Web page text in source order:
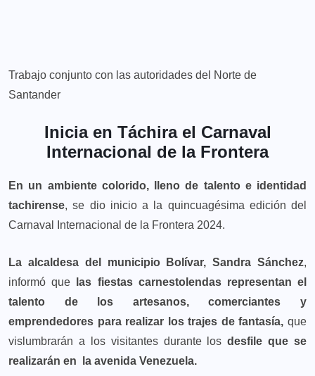
Trabajo conjunto con las autoridades del Norte de
Santander
Inicia en Táchira el Carnaval
Internacional de la Frontera
En un ambiente colorido, lleno de talento e identidad
tachirense, se dio inicio a la quincuagésima edición del
Carnaval Internacional de la Frontera 2024.
La alcaldesa del municipio Bolívar, Sandra Sánchez,
informó que
las fiestas carnestolendas representan el
talento de los artesanos, comerciantes y
emprendedores para realizar los trajes de fantasía, que
vislumbrarán a los visitantes durante losdesfile que se
realizarán en la avenida Venezuela.